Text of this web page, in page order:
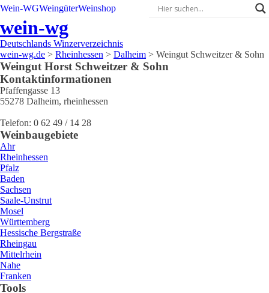
Wein-WGWeingüterWeinshop
wein-wg
Deutschlands Winzerverzeichnis
wein-wg.de > Rheinhessen > Dalheim > Weingut Schweitzer & Sohn
Weingut Horst Schweitzer & Sohn
Kontaktinformationen
Pfaffengasse 13
55278 Dalheim, rheinhessen
Telefon: 0 62 49 / 14 28
Weinbaugebiete
Ahr
Rheinhessen
Pfalz
Baden
Sachsen
Saale-Unstrut
Mosel
Württemberg
Hessische Bergstraße
Rheingau
Mittelrhein
Nahe
Franken
Tools